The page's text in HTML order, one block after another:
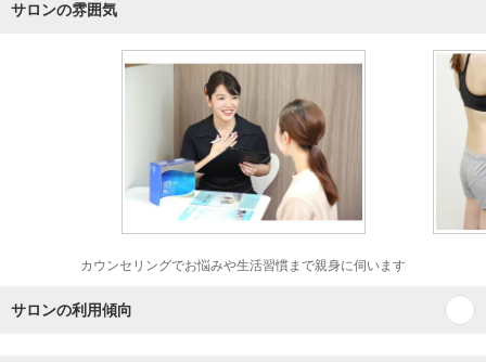
サロンの雰囲気
カウンセリングでお悩みや生活習慣まで親身に伺います
サロンの利用傾向